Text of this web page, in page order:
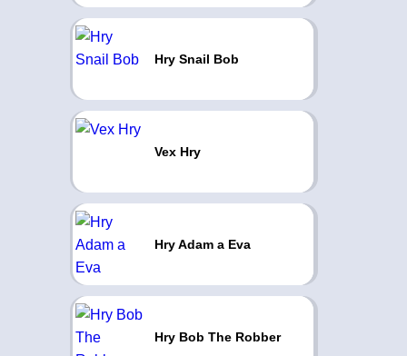
Hry Snail Bob
Vex Hry
Hry Adam a Eva
Hry Bob The Robber